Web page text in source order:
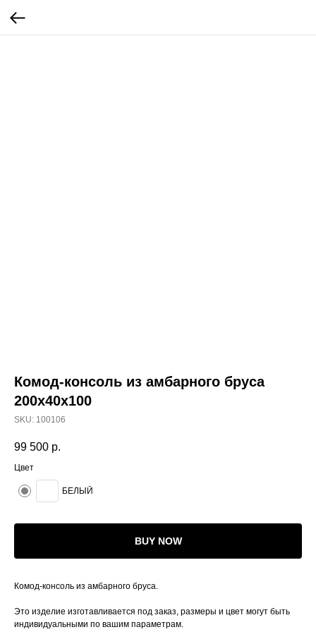
Комод-консоль из амбарного бруса
200х40x100
SKU: 100106
99 500 р.
Цвет
БЕЛЫЙ
BUY NOW
Комод-консоль из амбарного бруса.
Это изделие изготавливается под заказ, размеры и цвет могут быть
индивидуальными по вашим параметрам.